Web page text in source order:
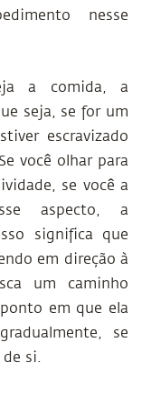
nesse
a comida, a
seja, se for um
escravizado
você olhar para
se você a
aspecto, a
significa que
em direção à
um caminho
em que ela
se
si.